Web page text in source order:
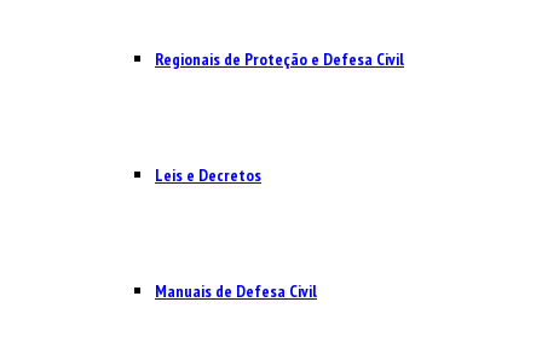
Regionais de Proteção e Defesa Civil
Leis e Decretos
Manuais de Defesa Civil